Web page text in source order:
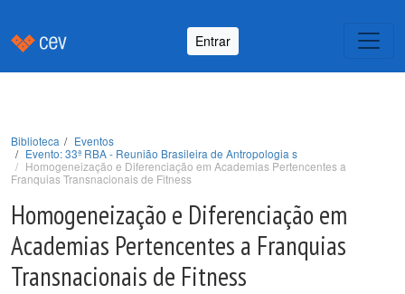
Entrar
Biblioteca
Eventos
Evento: 33ª RBA - Reunião Brasileira de Antropologia s
Homogeneização e Diferenciação em Academias Pertencentes a
Franquias Transnacionais de Fitness
Homogeneização e Diferenciação em
Academias Pertencentes a Franquias
Transnacionais de Fitness